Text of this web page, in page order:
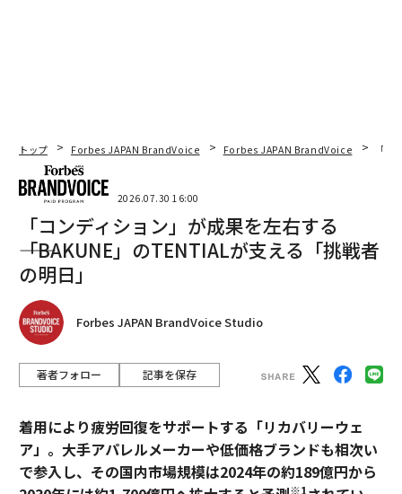
トップ Forbes JAPAN BrandVoice Forbes JAPAN BrandVoice 「
2026.07.30 16:00
「コンディション」が成果を左右する
――「BAKUNE」のTENTIALが支える「挑戦者
の明日」
Forbes JAPAN BrandVoice Studio
著者フォロー 記事を保存
着用により疲労回復をサポートする「リカバリーウェ
ア」。大手アパレルメーカーや低価格ブランドも相次い
で参入し、その国内市場規模は2024年の約189億円から
※1